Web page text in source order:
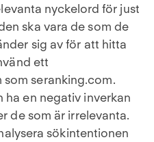
nyckelord för just
ska vara de som de
sig av för att hitta
ett
seranking.com.
ha en negativ inverkan
de som är irrelevanta.
sökintentionen